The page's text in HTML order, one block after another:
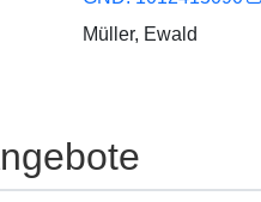
Müller, Ewald